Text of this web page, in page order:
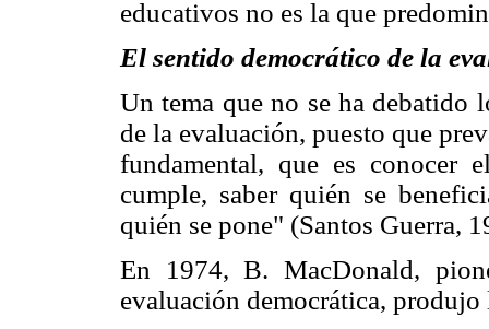
educativos no es la que
El sentido democrático de la
Un tema que no se ha debatido
de la evaluación, puesto que
fundamental, que es conocer
cumple, saber quién se
quién se pone" (Santos Guerra,
En 1974, B. MacDonald,
evaluación democrática,